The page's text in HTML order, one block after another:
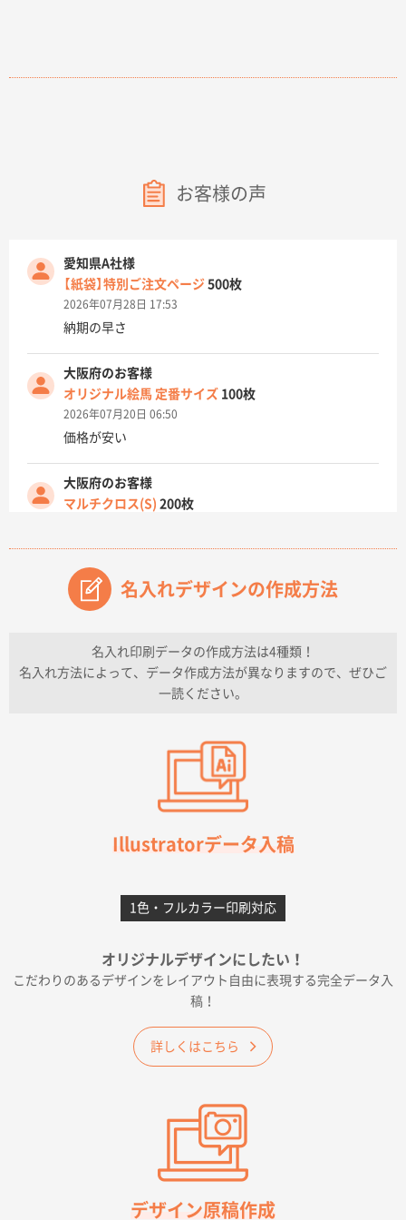
お客様の声
愛知県A社様
【紙袋】特別ご注文ページ 500枚
2026年07月28日 17:53
納期の早さ
大阪府のお客様
オリジナル絵馬 定番サイズ 100枚
2026年07月20日 06:50
価格が安い
大阪府のお客様
マルチクロス(S) 200枚
原稿データ流用が可能で価格が妥当なこと
兵庫県のお客様
チケットホルダー ダブルポケット
上記のとおりです。
柳さんの対応が素晴らしかった。
フレキソレジ袋 Uバッグ 35号
5000枚
2026年06月28日 15:14
千葉県A社様
2026年06月19日 09:41
価格 大丈夫そうな会社に見えた
大阪府のお客様
A4フルカラークリアファイル1000枚
【ポリ】特別ご注文ページ1000枚
2026年06月08日 17:38
対応の速さ、丁寧さ、提案など
名入れデザインの作成方法
名入れ印刷データの作成方法は4種類！
名入れ方法によって、データ作成方法が異なりますので、ぜひご
一読ください。
Illustratorデータ入稿
1色・フルカラー印刷対応
オリジナルデザインにしたい！
こだわりのあるデザインをレイアウト自由に表現する完全データ入
稿！
詳しくはこちら
デザイン原稿作成